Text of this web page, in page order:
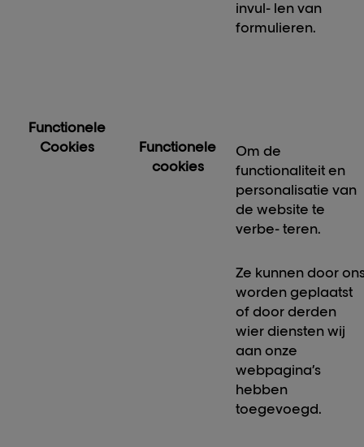
invul- len van
formulieren.
Functionele
Cookies
Functionele
cookies
Om de
functionaliteit en
personalisatie van
de website te
verbe- teren.
Ze kunnen door
worden geplaatst
of door derden
wier diensten wij
aan onze
webpagina’s
hebben
toegevoegd.